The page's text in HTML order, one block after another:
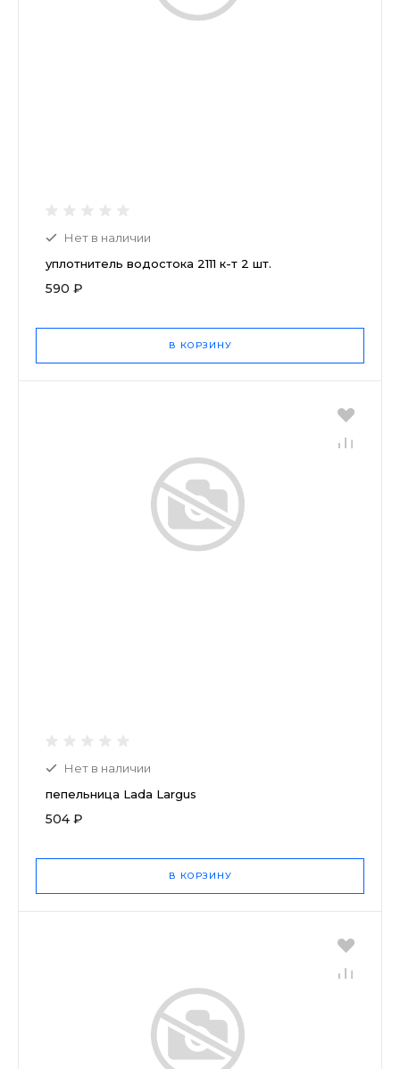
Нет в наличии
уплотнитель водостока 2111 к-т 2 шт.
590 ₽
В КОРЗИНУ
Нет в наличии
пепельница Lada Largus
504 ₽
В КОРЗИНУ